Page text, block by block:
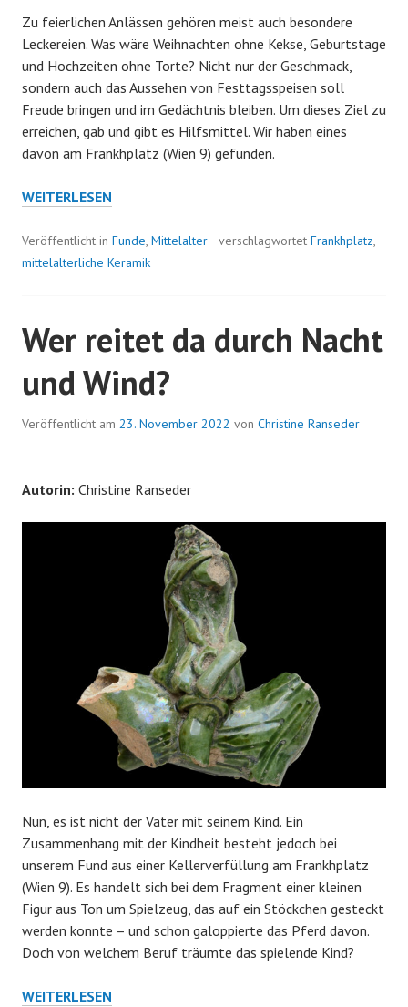
Zu feierlichen Anlässen gehören meist auch besondere
Leckereien. Was wäre Weihnachten ohne Kekse, Geburtstage
und Hochzeiten ohne Torte? Nicht nur der Geschmack,
sondern auch das Aussehen von Festtagsspeisen soll
Freude bringen und im Gedächtnis bleiben. Um dieses Ziel zu
erreichen, gab und gibt es Hilfsmittel. Wir haben eines
davon am Frankhplatz (Wien 9) gefunden.
EINE
FÜR
DIE
WEITERLESEN
Veröffentlicht in Funde, Mittelalter verschlagwortet Frankhplatz,
mittelalterliche Keramik
Wer reitet da durch Nacht
und Wind?
Veröffentlicht am 23. November 2022 von Christine Ranseder
Autorin: Christine Ranseder
Nun, es ist nicht der Vater mit seinem Kind. Ein
Zusammenhang mit der Kindheit besteht jedoch bei
unserem Fund aus einer Kellerverfüllung am Frankhplatz
(Wien 9). Es handelt sich bei dem Fragment einer kleinen
Figur aus Ton um Spielzeug, das auf ein Stöckchen gesteckt
werden konnte – und schon galoppierte das Pferd davon.
Doch von welchem Beruf träumte das spielende Kind?
WER
WEITERLESEN